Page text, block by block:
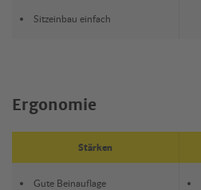
Sitzeinbau einfach
Ergonomie
Stärken
Gute Beinauflage